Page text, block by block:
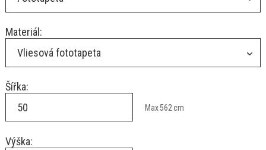
Materiál:
Vliesová fototapeta
Šířka:
Max562cm
Výška: